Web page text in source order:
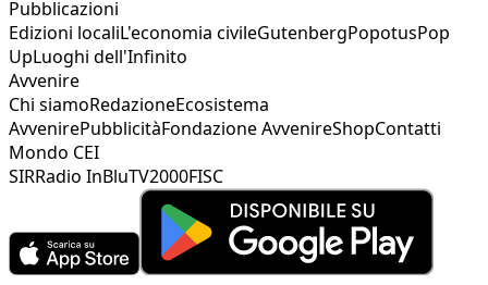
Pubblicazioni
Edizioni localiL'economia civileGutenbergPopotusPop
UpLuoghi dell'Infinito
Avvenire
Chi siamoRedazioneEcosistema
AvvenirePubblicitàFondazione AvvenireShopContatti
Mondo CEI
SIRRadio InBluTV2000FISC